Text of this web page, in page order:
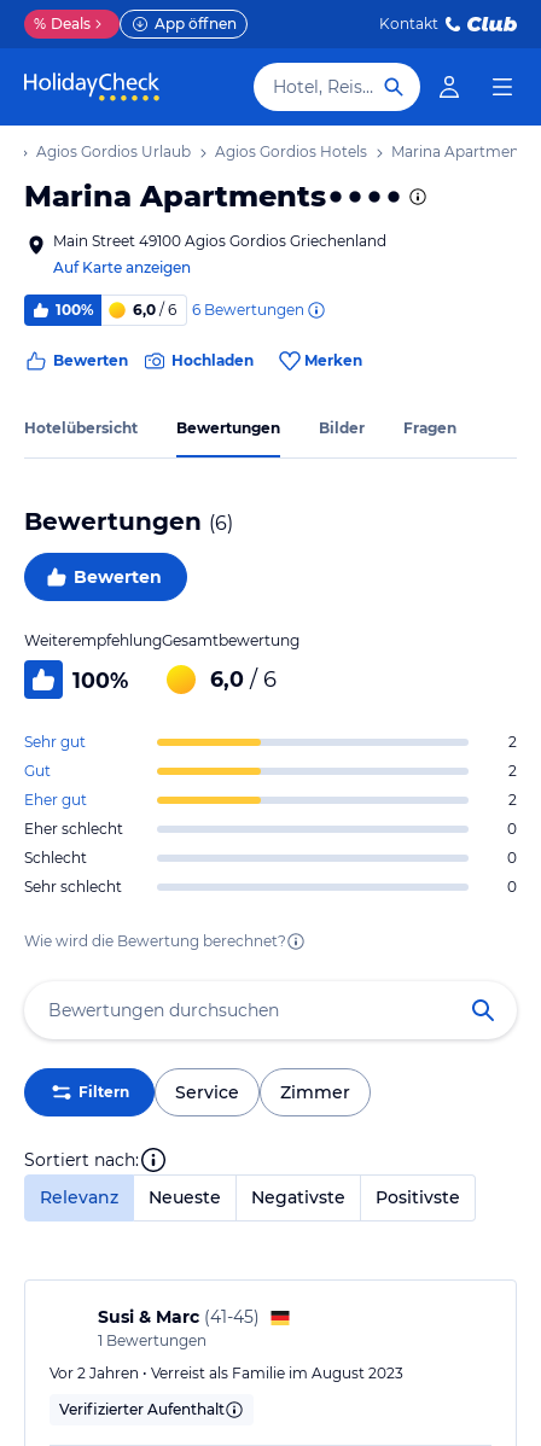
% Deals App öffnen Kontakt
Hotel, Reiseziel
Agios Gordios Urlaub Agios Gordios Hotels Marina Apartments
Marina Apartments
Main Street 49100 Agios Gordios Griechenland
Auf Karte anzeigen
100% 6,0 / 6 6 Bewertungen
Bewerten Hochladen Merken
Hotelübersicht Bewertungen Bilder Fragen
Bewertungen (6)
Bewerten
Weiterempfehlung
100%
Gesamtbewertung
6,0 / 6
Sehr gut
2
Gut
2
Eher gut
2
Eher schlecht
0
Schlecht
0
Sehr schlecht
0
Wie wird die Bewertung berechnet?
Filtern Service Zimmer
Sortiert nach:
Relevanz
Neueste Negativste Positivste
Susi & Marc (41-45)
1 Bewertungen
Vor 2 Jahren • Verreist als Familie im August 2023
Verifizierter Aufenthalt